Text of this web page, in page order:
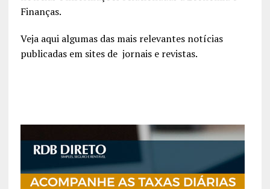
Finanças.
Veja aqui algumas das mais relevantes notícias
publicadas em sites de jornais e revistas.